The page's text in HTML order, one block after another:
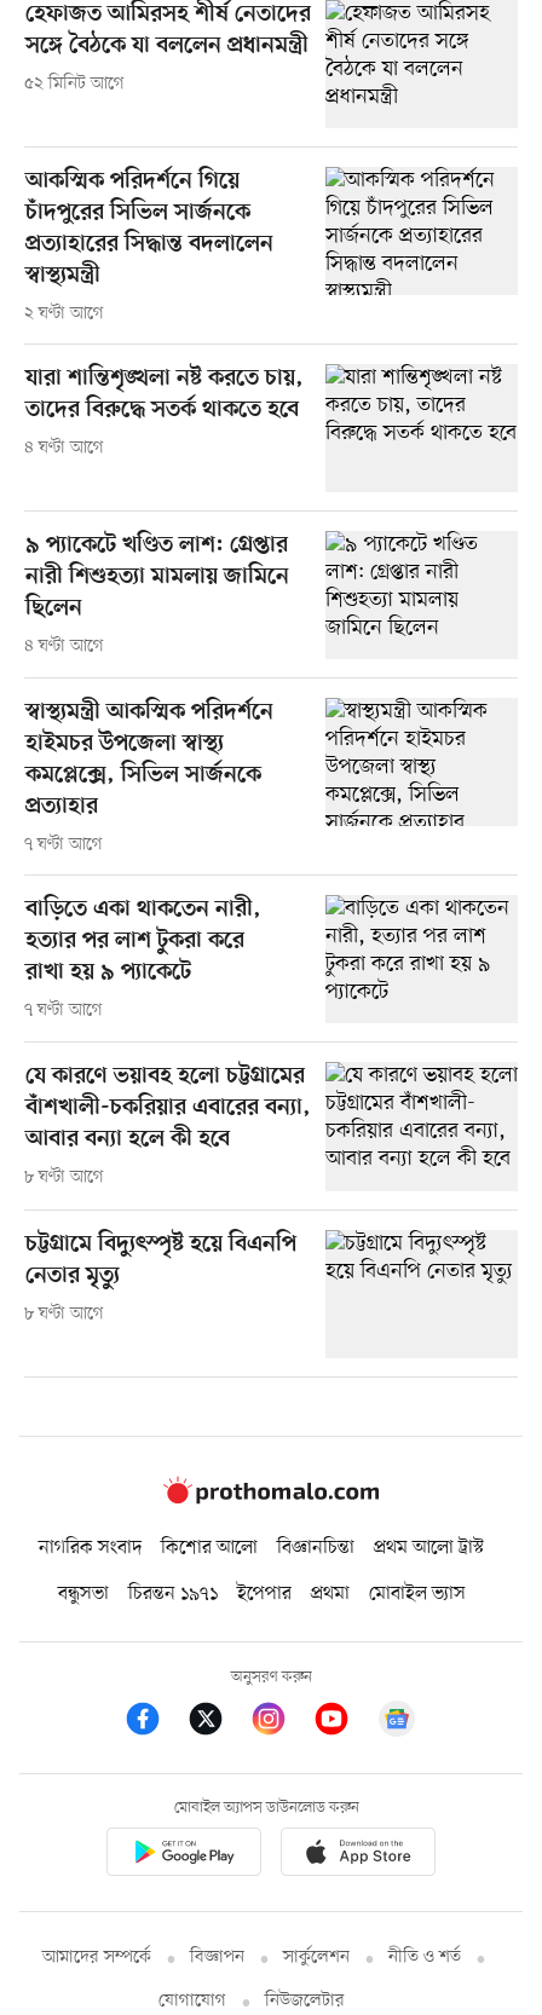
হেফাজত আমিরসহ শীর্ষ নেতাদের
সঙ্গে বৈঠকে যা বললেন প্রধানমন্ত্রী
৫২ মিনিট আগে
আকস্মিক পরিদর্শনে গিয়ে
চাঁদপুরের সিভিল সার্জনকে
প্রত্যাহারের সিদ্ধান্ত বদলালেন
স্বাস্থ্যমন্ত্রী
২ ঘণ্টা আগে
যারা শান্তিশৃঙ্খলা নষ্ট করতে চায়,
তাদের বিরুদ্ধে সতর্ক থাকতে হবে
৪ ঘণ্টা আগে
৯ প্যাকেটে খণ্ডিত লাশ: গ্রেপ্তার
নারী শিশুহত্যা মামলায় জামিনে
ছিলেন
৪ ঘণ্টা আগে
স্বাস্থ্যমন্ত্রী আকস্মিক পরিদর্শনে
হাইমচর উপজেলা স্বাস্থ্য
কমপ্লেক্সে, সিভিল সার্জনকে
প্রত্যাহার
৭ ঘণ্টা আগে
বাড়িতে একা থাকতেন নারী,
হত্যার পর লাশ টুকরা করে
রাখা হয় ৯ প্যাকেটে
৭ ঘণ্টা আগে
যে কারণে ভয়াবহ হলো চট্টগ্রামের
বাঁশখালী-চকরিয়ার এবারের বন্যা,
আবার বন্যা হলে কী হবে
৮ ঘণ্টা আগে
চট্টগ্রামে বিদ্যুৎস্পৃষ্ট হয়ে বিএনপি
নেতার মৃত্যু
৮ ঘণ্টা আগে
নাগরিক সংবাদ কিশোর আলো বিজ্ঞানচিন্তা
প্রথম আলো ট্রাস্ট
বন্ধুসভা
চিরন্তন ১৯৭১ ইপেপার প্রথমা মোবাইল ভ্যাস
অনুসরণ করুন
মোবাইল অ্যাপস ডাউনলোড করুন
আমাদের সম্পর্কে বিজ্ঞাপন সার্কুলেশন
নীতি ও শর্ত
যোগাযোগ
নিউজলেটার